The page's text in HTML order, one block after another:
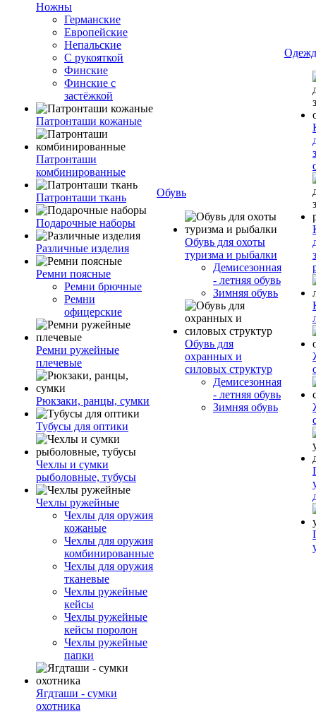
Ножны
Германские
Европейские
Непальские
С рукояткой
Финские
Финские с
застёжкой
Патронташи кожаные
Патронташи
комбинированные
Патронташи ткань
Подарочные наборы
Различные изделия
Ремни поясные
Ремни брючные
Ремни
офицерские
Ремни ружейные
плечевые
Рюкзаки, ранцы, сумки
Тубусы для оптики
Чехлы и сумки
рыболовные, тубусы
Чехлы ружейные
Чехлы для оружия
кожаные
Чехлы для оружия
комбинированные
Чехлы для оружия
тканевые
Чехлы ружейные
кейсы
Чехлы ружейные
кейсы поролон
Чехлы ружейные
папки
Ягдташи - сумки
охотника
Обувь
Обувь для охоты
туризма и рыбалки
Демисезонная
- летняя обувь
Зимняя обувь
Обувь для
охранных и
силовых структур
Демисезонная
- летняя обувь
Зимняя обувь